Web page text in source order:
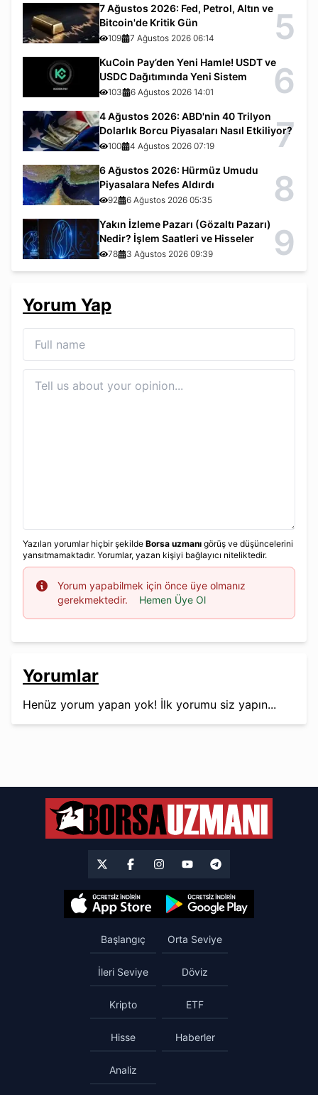
7 Ağustos 2026: Fed, Petrol, Altın ve
Bitcoin'de Kritik Gün
109 7 Ağustos 2026 06:14 5
KuCoin Pay’den Yeni Hamle! USDT ve
USDC Dağıtımında Yeni Sistem
103 6 Ağustos 2026 14:01 6
4 Ağustos 2026: ABD'nin 40 Trilyon
Dolarlık Borcu Piyasaları Nasıl Etkiliyor?
100 4 Ağustos 2026 07:19 7
6 Ağustos 2026: Hürmüz Umudu
Piyasalara Nefes Aldırdı
92 6 Ağustos 2026 05:35 8
Yakın İzleme Pazarı (Gözaltı Pazarı)
Nedir? İşlem Saatleri ve Hisseler
78 3 Ağustos 2026 09:39 9
Yorum Yap
Yazılan yorumlar hiçbir şekilde Borsa uzmanı görüş ve düşüncelerini
yansıtmamaktadır. Yorumlar, yazan kişiyi bağlayıcı niteliktedir.
Info
Yorum yapabilmek için önce üye olmanız
gerekmektedir.
Hemen Üye Ol
Yorumlar
Henüz yorum yapan yok! İlk yorumu siz yapın...
Başlangıç Orta Seviye
İleri Seviye Döviz
Kripto ETF
Hisse Haberler
Analiz